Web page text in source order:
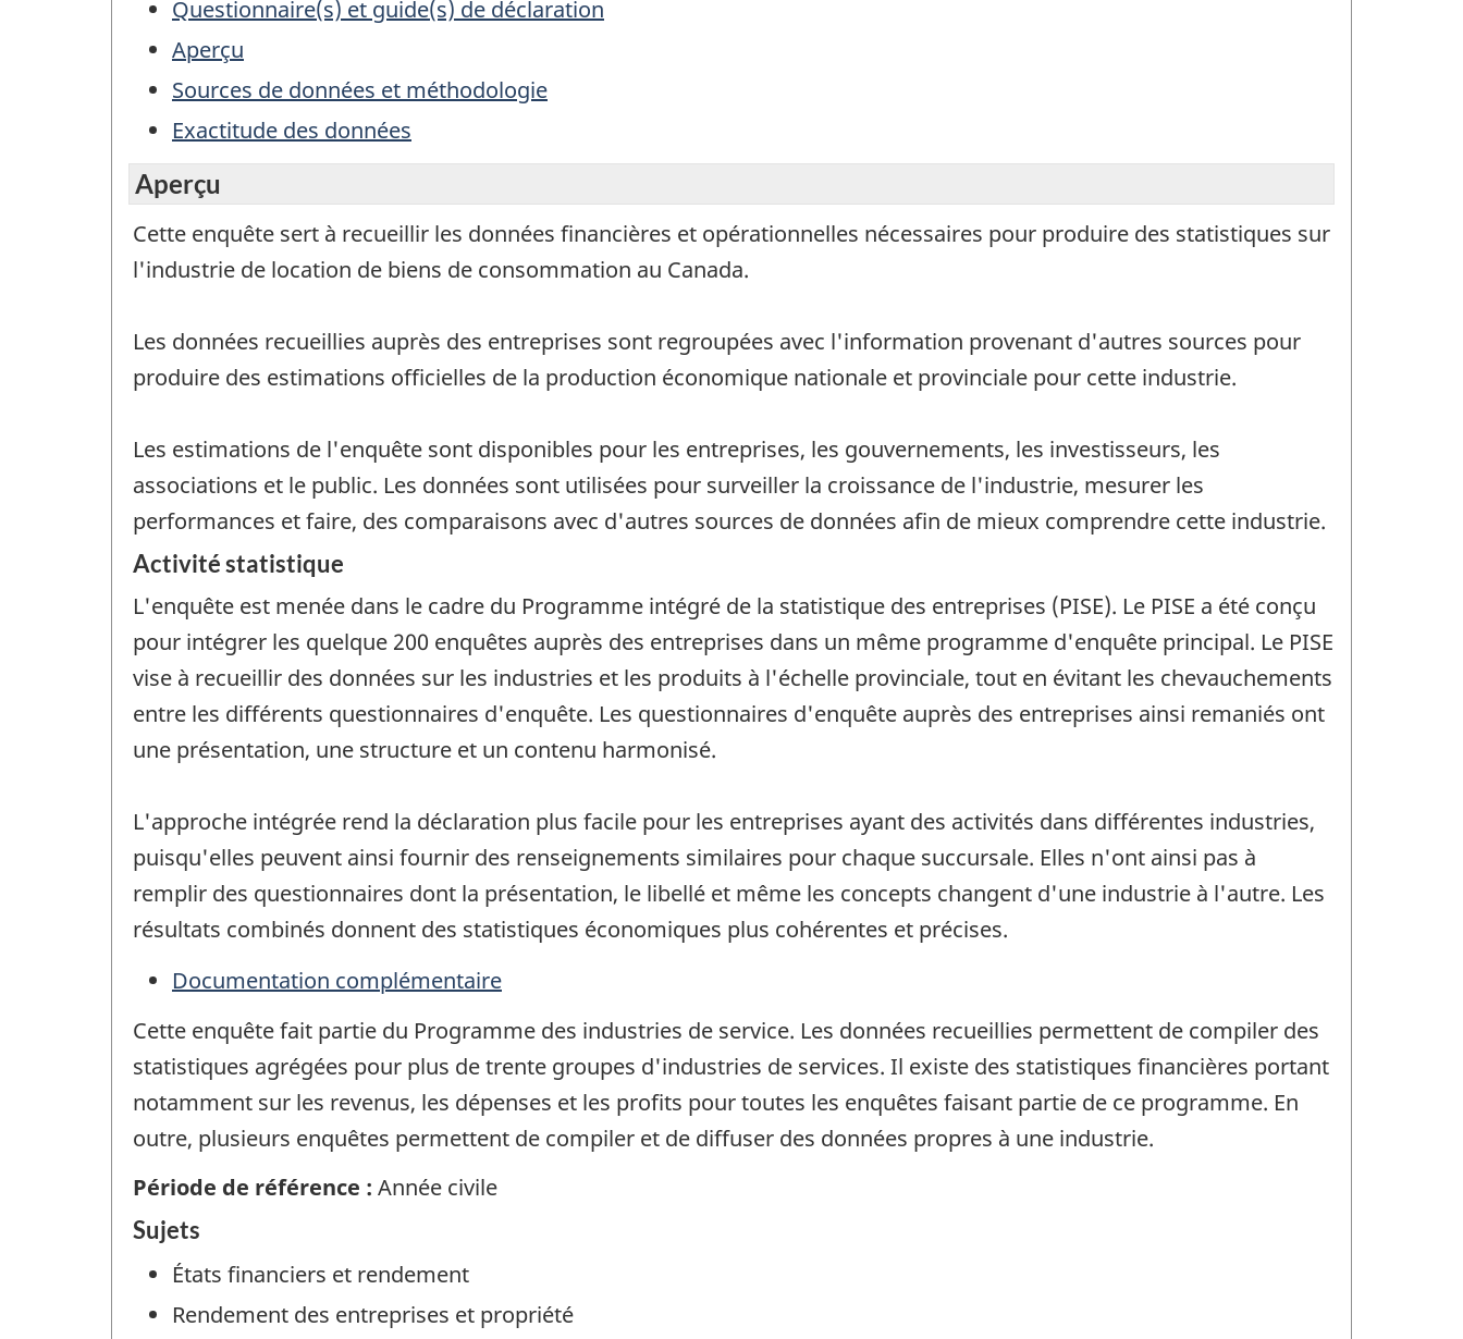
Questionnaire(s) et guide(s) de déclaration
Aperçu
Sources de données et méthodologie
Exactitude des données
Aperçu
Cette enquête sert à recueillir les données financières et opérationnelles nécessaires pour produire des statistiques sur
l'industrie de location de biens de consommation au Canada.
Les données recueillies auprès des entreprises sont regroupées avec l'information provenant d'autres sources pour
produire des estimations officielles de la production économique nationale et provinciale pour cette industrie.
Les estimations de l'enquête sont disponibles pour les entreprises, les gouvernements, les investisseurs, les
associations et le public. Les données sont utilisées pour surveiller la croissance de l'industrie, mesurer les
performances et faire, des comparaisons avec d'autres sources de données afin de mieux comprendre cette industrie.
Activité statistique
L'enquête est menée dans le cadre du Programme intégré de la statistique des entreprises (PISE). Le PISE a été conçu
pour intégrer les quelque 200 enquêtes auprès des entreprises dans un même programme d'enquête principal. Le PISE
vise à recueillir des données sur les industries et les produits à l'échelle provinciale, tout en évitant les chevauchements
entre les différents questionnaires d'enquête. Les questionnaires d'enquête auprès des entreprises ainsi remaniés ont
une présentation, une structure et un contenu harmonisé.
L'approche intégrée rend la déclaration plus facile pour les entreprises ayant des activités dans différentes industries,
puisqu'elles peuvent ainsi fournir des renseignements similaires pour chaque succursale. Elles n'ont ainsi pas à
remplir des questionnaires dont la présentation, le libellé et même les concepts changent d'une industrie à l'autre. Les
résultats combinés donnent des statistiques économiques plus cohérentes et précises.
Documentation complémentaire
Cette enquête fait partie du Programme des industries de service. Les données recueillies permettent de compiler des
statistiques agrégées pour plus de trente groupes d'industries de services. Il existe des statistiques financières portant
notamment sur les revenus, les dépenses et les profits pour toutes les enquêtes faisant partie de ce programme. En
outre, plusieurs enquêtes permettent de compiler et de diffuser des données propres à une industrie.
Période de référence : Année civile
Sujets
États financiers et rendement
Rendement des entreprises et propriété